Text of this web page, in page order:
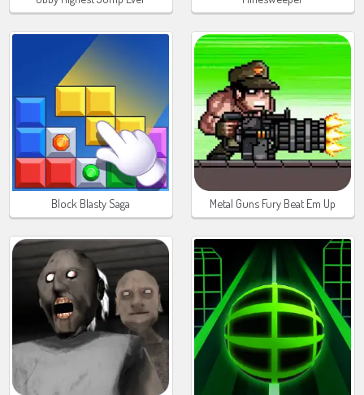
Block Blasty Saga Metal Guns Fury Beat Em Up